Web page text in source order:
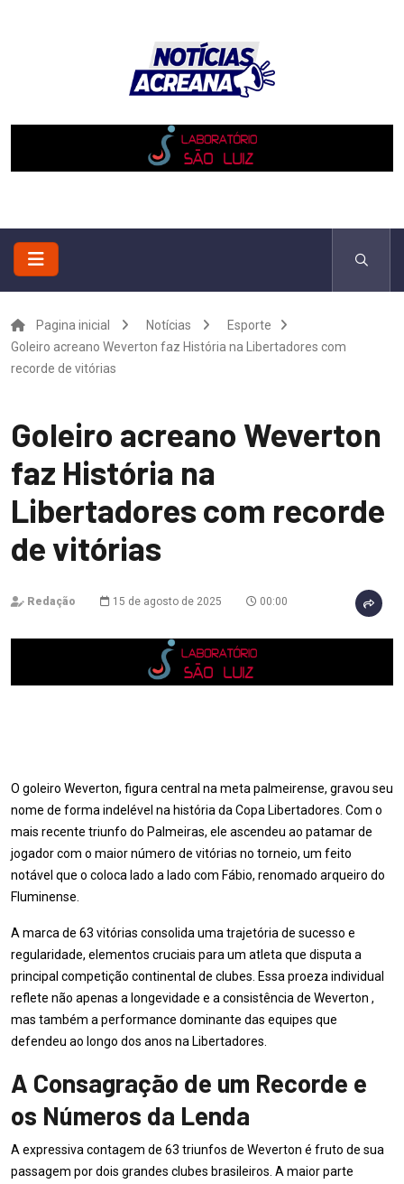
Pagina inicial Notícias
Esporte
Goleiro acreano Weverton faz História na Libertadores com
recorde de vitórias
Goleiro acreano Weverton
faz História na
Libertadores com recorde
de vitórias
Redação 15 de agosto de 2025 00:00
O goleiro Weverton, figura central na meta palmeirense, gravou seu
nome de forma indelével na história da Copa Libertadores. Com o
mais recente triunfo do Palmeiras, ele ascendeu ao patamar de
jogador com o maior número de vitórias no torneio, um feito
notável que o coloca lado a lado com Fábio, renomado arqueiro do
Fluminense.
A marca de 63 vitórias consolida uma trajetória de sucesso e
regularidade, elementos cruciais para um atleta que disputa a
principal competição continental de clubes. Essa proeza individual
reflete não apenas a longevidade e a consistência de Weverton ,
mas também a performance dominante das equipes que
defendeu ao longo dos anos na Libertadores.
A Consagração de um Recorde e
os Números da Lenda
A expressiva contagem de 63 triunfos de Weverton é fruto de sua
passagem por dois grandes clubes brasileiros. A maior parte